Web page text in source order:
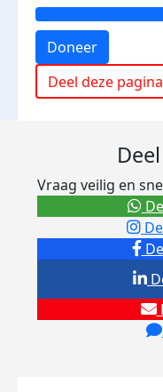
Doneer
Deel deze pagina
Vraag veilig en